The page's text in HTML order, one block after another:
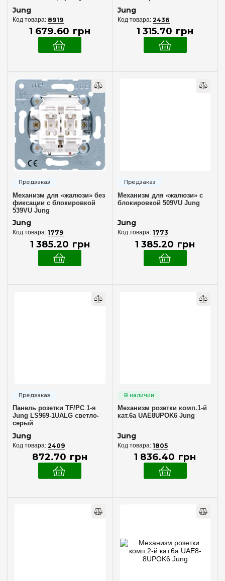
Люминесцентные лампы (2)
Энергосберегающие лампы(2)
Особенность
Датчик в комплекте
Общего назначения
Проходной(2)
Jung
8919
1 679.60 грн
Jung
2436
1 315.70 грн
Механизм для «жалюзи» без
фиксации с блокировкой
539VU Jung
Jung
1779
1 385.20 грн
Механизм для «жалюзи» с
блокировкой 509VU Jung
Jung
1773
1 385.20 грн
Панель розетки TF/PC 1-я
Jung LS969-1UALG светло-
серый
Jung
2409
872.70 грн
Механизм розетки комп.1-й
кат.6а UAE8UPOK6 Jung
Jung
1805
1 836.40 грн